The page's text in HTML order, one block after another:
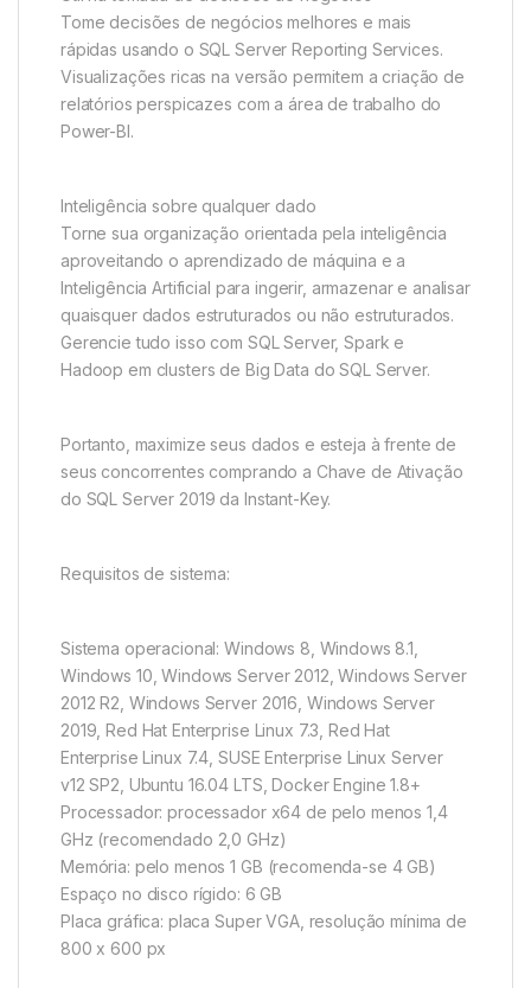
Tome decisões de negócios melhores e mais
rápidas usando o SQL Server Reporting Services.
Visualizações ricas na versão permitem a criação de
relatórios perspicazes com a área de trabalho do
Power-BI.
Inteligência sobre qualquer dado
Torne sua organização orientada pela inteligência
aproveitando o aprendizado de máquina e a
Inteligência Artificial para ingerir, armazenar e analisar
quaisquer dados estruturados ou não estruturados.
Gerencie tudo isso com SQL Server, Spark e
Hadoop em clusters de Big Data do SQL Server.
Portanto, maximize seus dados e esteja à frente de
seus concorrentes comprando a Chave de Ativação
do SQL Server 2019 da Instant-Key.
Requisitos de sistema:
Sistema operacional: Windows 8, Windows 8.1,
Windows 10, Windows Server 2012, Windows Server
2012 R2, Windows Server 2016, Windows Server
2019, Red Hat Enterprise Linux 7.3, Red Hat
Enterprise Linux 7.4, SUSE Enterprise Linux Server
v12 SP2, Ubuntu 16.04 LTS, Docker Engine 1.8+
Processador: processador x64 de pelo menos 1,4
GHz (recomendado 2,0 GHz)
Memória: pelo menos 1 GB (recomenda-se 4 GB)
Espaço no disco rígido: 6 GB
Placa gráfica: placa Super VGA, resolução mínima de
800 x 600 px